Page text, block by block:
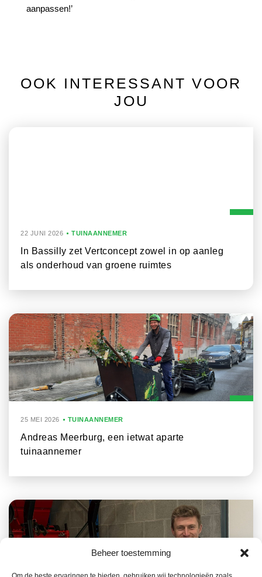
Beheer toestemming
aanpassen!’
OOK INTERESSANT VOOR
JOU
22 JUNI 2026 TUINAANNEMER
In Bassilly zet Vertconcept zowel in op aanleg
als onderhoud van groene ruimtes
25 MEI 2026 TUINAANNEMER
Andreas Meerburg, een ietwat aparte
tuinaannemer